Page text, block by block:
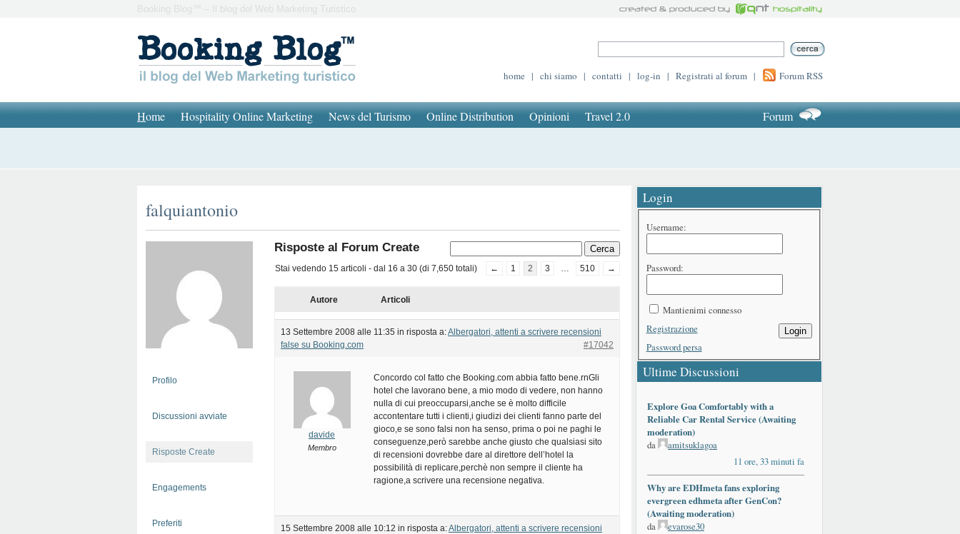
Booking Blog™ – Il blog del Web Marketing Turistico
home | chi siamo | contatti | log-in | Registrati al forum | Forum RSS
Home Hospitality Online Marketing News del Turismo Online Distribution Opinioni Travel 2.0 Forum
falquiantonio
Profilo
Discussioni avviate
Risposte Create
Engagements
Preferiti
Risposte al Forum Create
Stai vedendo 15 articoli - dal 16 a 30 (di 7,650 totali) ← 1 2 3 … 510 →
Autore Articoli
13 Settembre 2008 alle 11:35 in risposta a:Albergatori, attenti a scrivere recensioni
false su Booking.com
#17042
davide
Membro
Concordo col fatto che Booking.com abbia fatto bene.rnGli
hotel che lavorano bene, a mio modo di vedere, non hanno
nulla di cui preoccuparsi,anche se è molto difficile
accontentare tutti i clienti,i giudizi dei clienti fanno parte del
gioco,e se sono falsi non ha senso, prima o poi ne paghi le
conseguenze,però sarebbe anche giusto che qualsiasi sito
di recensioni dovrebbe dare al direttore dell’hotel la
possibilità di replicare,perchè non sempre il cliente ha
ragione,a scrivere una recensione negativa.
15 Settembre 2008 alle 10:12 in risposta a:Albergatori, attenti a scrivere recensioni
Login
Username:
Password:
Mantienimi connesso
Login
Registrazione
Password persa
Ultime Discussioni
Explore Goa Comfortably with a
Reliable Car Rental Service (Awaiting
moderation)
da
amitsuklagoa
11 ore, 33 minuti fa
Why are EDHmeta fans exploring
evergreen edhmeta after GenCon?
(Awaiting moderation)
da
evarose30